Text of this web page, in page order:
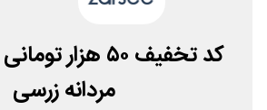
کد تخفیف ۵۰
مردانه زرسی